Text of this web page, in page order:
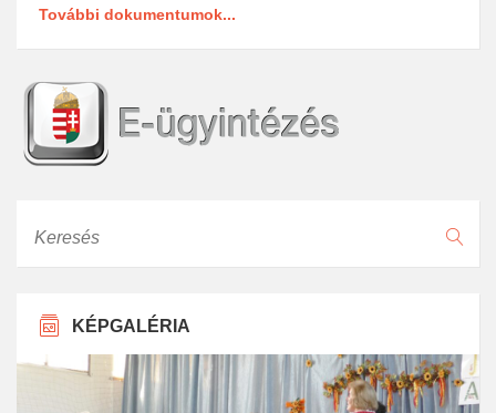
További dokumentumok...
KÉPGALÉRIA